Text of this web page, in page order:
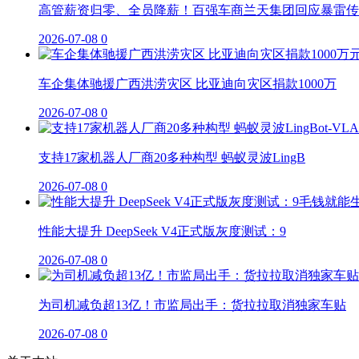
高管薪资归零、全员降薪！百强车商兰天集团回应暴雷
2026-07-08 0
车企集体驰援广西洪涝灾区 比亚迪向灾区捐款1000万
2026-07-08 0
支持17家机器人厂商20多种构型 蚂蚁灵波LingB
2026-07-08 0
性能大提升 DeepSeek V4正式版灰度测试：9
2026-07-08 0
为司机减负超13亿！市监局出手：货拉拉取消独家车贴
2026-07-08 0